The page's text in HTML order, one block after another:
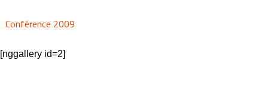
Conférence 2009
[nggallery id=2]